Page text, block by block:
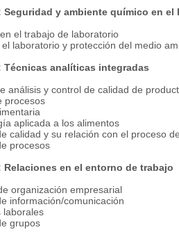
Seguridad y ambiente químico en el
el trabajo de laboratorio
laboratorio y protección del medio
Técnicas analíticas integradas
análisis y control de calidad de
procesos
aplicada a los alimentos
calidad y su relación con el proceso
procesos
Relaciones en el entorno de trabajo
organización empresarial
información/comunicación
laborales
grupos